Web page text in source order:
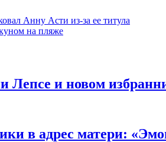
Анну Асти из-за ее титула
на пляже
Лепсе и новом
в адрес матери: